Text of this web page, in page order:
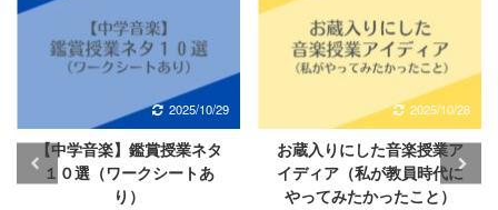
2025/10/28
お蔵入りにした音楽授業ア
イディア（私が教員時代に
やってみたかったこと）
2025/10/28
オペレッタとは？オペラと
の違いや有名な曲も合わせ
て解説